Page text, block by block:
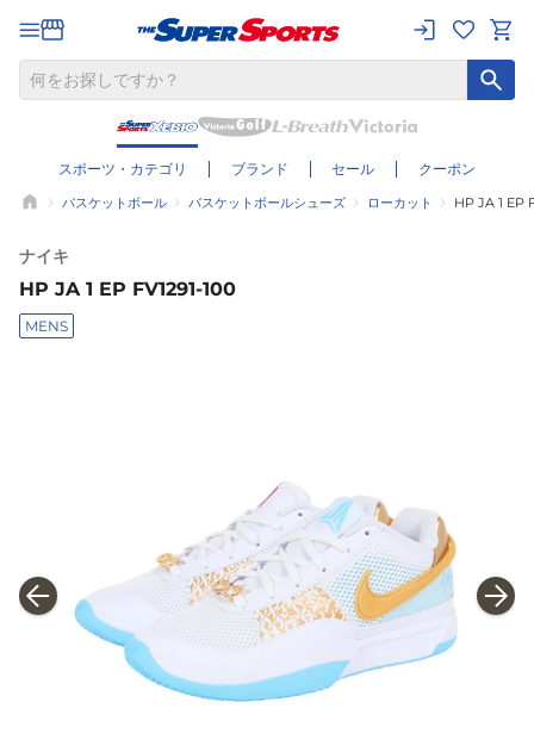
スポーツ・カテゴリ ブランド セール クーポン
バスケットボール バスケットボールシューズ ローカット HP JA 1 EP
ナイキ
HP JA 1 EP FV1291-100
MENS